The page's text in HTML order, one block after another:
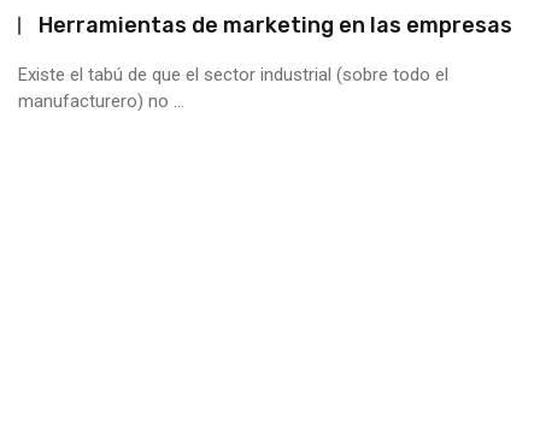
Herramientas de marketing en las empresas
Existe el tabú de que el sector industrial (sobre todo el
manufacturero) no ...